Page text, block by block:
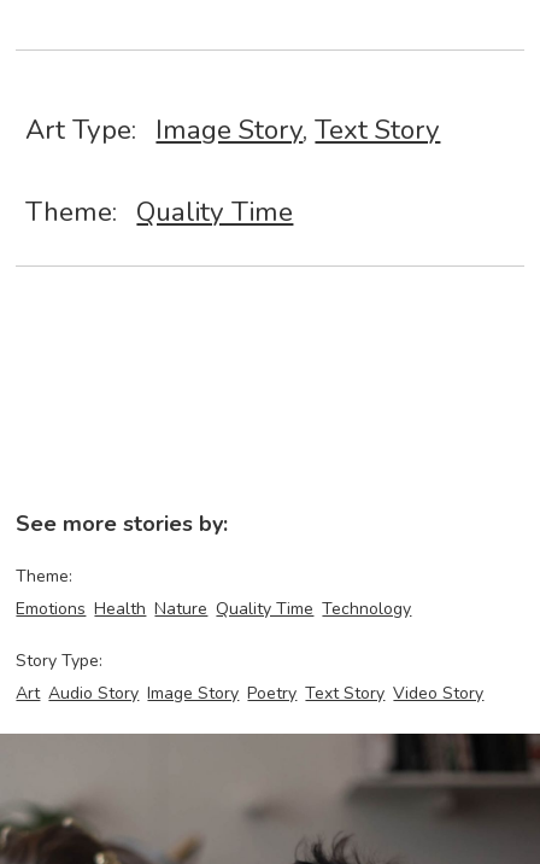
Art Type: Image Story,Text Story
Theme: Quality Time
See more stories by:
Theme:
Emotions Health Nature Quality Time Technology
Story Type:
Art Audio Story Image Story Poetry Text Story Video Story